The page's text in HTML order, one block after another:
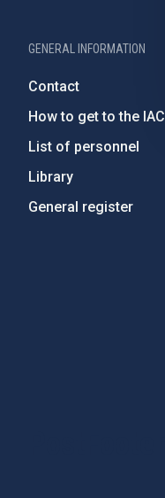
GENERAL INFORMATION
Contact
How to get to the IAC
List of personnel
Library
General register